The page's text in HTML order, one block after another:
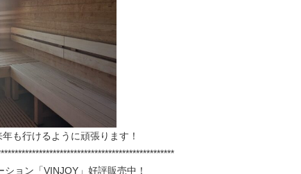
も行けるように頑張ります！
ョン「VINJOY」好評販売中！